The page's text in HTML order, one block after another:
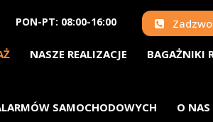
PON-PT: 08:00-16:00
NASZE REALIZACJE BAGAŻNIKI
SAMOCHODOWYCH O NAS